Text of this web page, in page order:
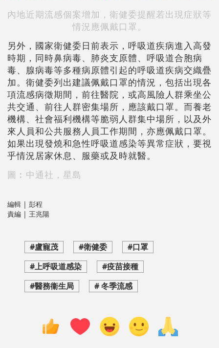
內地近期流感個案增加，衛健委提醒若出現症狀等
情況應佩戴口罩。
另外，國家衛健委日前表示，呼吸道疾病進入高發
時期，同時鼻病毒、肺炎支原體、呼吸道合胞病
毒、腺病毒等多種病原體引起的呼吸道疾病交織疊
加。衛健委列出建議佩戴口罩的情況，包括出現各
項流感病徵期間，前往醫院，或高風險人群乘坐公
共交通、前往人群密集場所，應該戴口罩。而養老
機構、社會福利機構等脆弱人群集中場所，以及外
來人員和公共服務人員工作期間，亦應佩戴口罩。
如果出現發燒和急性呼吸道感染等異常症狀，要視
乎情況居家休息、服藥或及時就醫。
圖︰中通社，星島
編輯 | 彭程
責編 | 王兆陽
#盧寵茂 #衛健委
#口罩
#上呼吸道感染
#疫苗接種
#醫務衞生局
# 冬季流感